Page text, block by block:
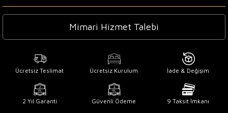
Mimari Hizmet Talebi
Ücretsiz Teslimat Ücretsiz Kurulum İade & Değişim
2 Yıl Garanti Güvenli Ödeme 9 Taksit İmkanı